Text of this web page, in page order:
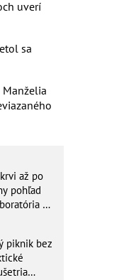
uverí
sa
Manželia
až po
pohľad
na
piknik bez